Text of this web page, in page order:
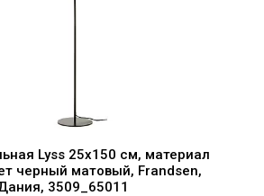
Lyss 25x150 см, материал
черный матовый, Frandsen,
3509_65011